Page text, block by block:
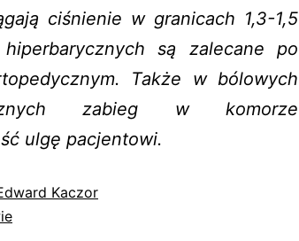
ciśnienie w granicach 1,3-1,5
są zalecane po
Także w bólowych
zabieg w komorze
ulgę pacjentowi.
Kaczor